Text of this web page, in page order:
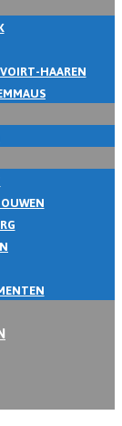
HAAREN